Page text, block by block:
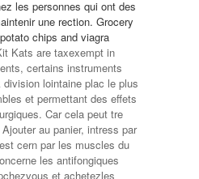
les personnes qui ont des
une rection. Grocery
chips and viagra
Kats are taxexempt in
certains instruments
lointaine plac le plus
et permettant des effets
Car cela peut tre
au panier, intress par
cern par les muscles du
les antifongiques
et achetezles